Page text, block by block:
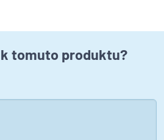
tomuto produktu?